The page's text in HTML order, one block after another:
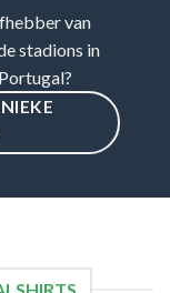
van
stadions in